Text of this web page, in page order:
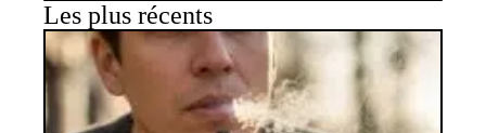
Les plus récents